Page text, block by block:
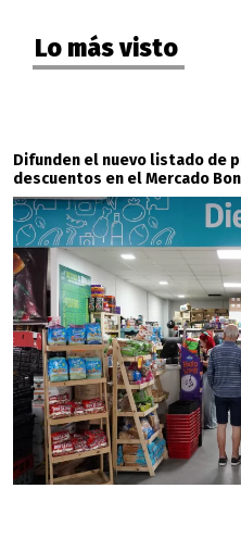
Lo más visto
Difunden el nuevo listado de
descuentos en el Mercado